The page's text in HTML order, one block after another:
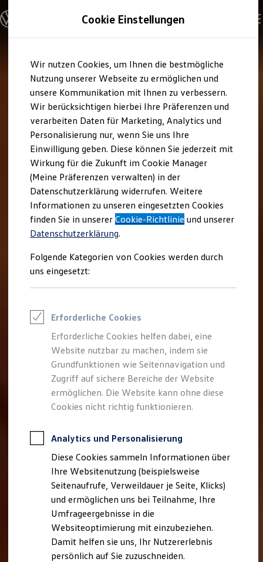
Hauptinhalt
springen
Footer
springen
Modelle und Konfigurator
Konfigurator
Modelle vergleichen
Elektroautos
ENERGY Sondermodelle
Nutzfahrzeuge
SUV und CUV
Familienautos
Kombis
Kompaktwagen
Sportwagen
Schnell verfügbare Fahrzeuge
Angebote und Produkte
Aktuelle Angebote
E-Auto-Förderung
Volkswagen Marktplatz
Die ENERGY Sondermodelle
Junge Gebrauchtwagen und Gebrauchtwagen
Volkswagen Zertifizierte Gebrauchtwagen
Elektromobilität bei Gebrauchtwagen
Saisonangebote
Reifenpakete
Leasing
Leasing-Angebote
Elektroauto Leasing
Kleinwagen-Leasing
Leasing ohne Anzahlung
Finanzierung
Autokredit mit Schlussrate
Versicherungen und Garantien
Kfz-Versicherung
Restschuldversicherungen
Garantien
Professional Class bei Volkswagen
Behörden
Direktkunden
Sonderfahrzeuge
Anpfiff zum Gewinn
Elektromobilität
Elektroautos
ID. Tutorials
Elektrofahrzeugkonzepte
ID. EVERY1
Reichweite
Cookie Einstellungen
Wir nutzen Cookies, um Ihnen die bestmögliche
Nutzung unserer Webseite zu ermöglichen und
unsere Kommunikation mit Ihnen zu verbessern.
Wir berücksichtigen hierbei Ihre Präferenzen und
verarbeiten Daten für Marketing, Analytics und
Personalisierung nur, wenn Sie uns Ihre
Einwilligung geben. Diese können Sie jederzeit mit
Wirkung für die Zukunft im Cookie Manager
(Meine Präferenzen verwalten) in der
Datenschutzerklärung widerrufen. Weitere
Informationen zu unseren eingesetzten Cookies
finden Sie in unsererCookie-Richtlinie und unserer
Datenschutzerklärung.
Folgende Kategorien von Cookies werden durch
uns eingesetzt:
Erforderliche Cookies
Erforderliche Cookies helfen dabei, eine
Website nutzbar zu machen, indem sie
Grundfunktionen wie Seitennavigation und
Zugriff auf sichere Bereiche der Website
ermöglichen. Die Website kann ohne diese
Cookies nicht richtig funktionieren.
Analytics und Personalisierung
Diese Cookies sammeln Informationen über
Ihre Websitenutzung (beispielsweise
Seitenaufrufe, Verweildauer je Seite, Klicks)
und ermöglichen uns bei Teilnahme, Ihre
Umfrageergebnisse in die
Websiteoptimierung mit einzubeziehen.
Damit helfen sie uns, Ihr Nutzererlebnis
persönlich auf Sie zuzuschneiden.